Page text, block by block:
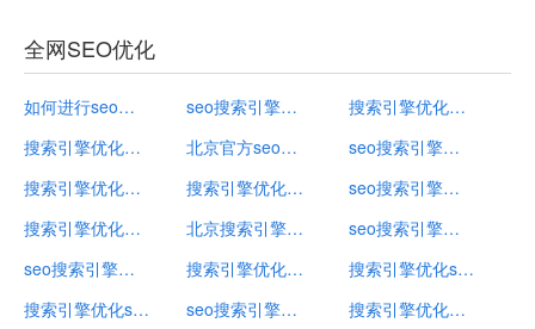
全网SEO优化
如何进行seo搜索引擎优化
搜索引擎优化怎么做
搜索引擎优化指南有哪些
搜索引擎优化方案案例
seo搜索引擎优化软件
搜索引擎优化seo怎么做
seo搜索引擎优化内容包括
北京官方seo搜索引擎优化推荐
搜索引擎优化排名规则
北京搜索引擎优化seo
搜索引擎优化是什么意思怎么操作
seo搜索引擎优化实战
搜索引擎优化技术都有哪些
seo搜索引擎优化实战手册pdf
seo搜索引擎优化
seo搜索引擎优化网站是什么
搜索引擎优化seo什么意思
搜索引擎优化工具包括